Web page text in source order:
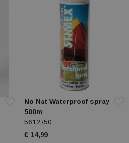
No Nat Waterproof spray
500ml
5612750
€ 14,99